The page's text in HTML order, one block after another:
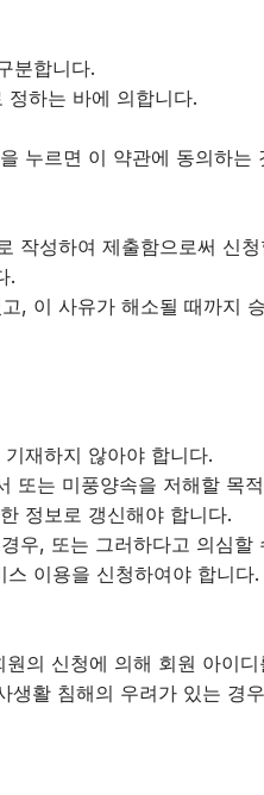
분합니다.
하는 바에 의합니다.
누르면 이 약관에 동의하
작성하여 제출함으로써 신
.
, 이 사유가 해소될 때까지
재하지 않아야 합니다.
또는 미풍양속을 저해할 목
정보로 갱신해야 합니다.
우, 또는 그러하다고 의심
이용을 신청하여야 합니
의 신청에 의해 회원 아이
활 침해의 우려가 있는 경우